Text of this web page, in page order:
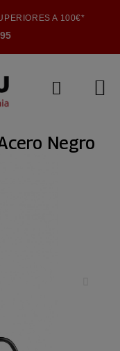
A 100€*
Negro